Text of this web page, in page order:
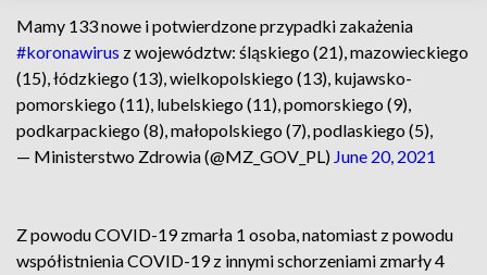
Mamy 133 nowe i potwierdzone przypadki zakażenia
#koronawirus z województw: śląskiego (21), mazowieckiego
(15), łódzkiego (13), wielkopolskiego (13), kujawsko-
pomorskiego (11), lubelskiego (11), pomorskiego (9),
podkarpackiego (8), małopolskiego (7), podlaskiego (5),
— Ministerstwo Zdrowia (@MZ_GOV_PL) June 20, 2021
Z powodu COVID-19 zmarła 1 osoba, natomiast z powodu
współistnienia COVID-19 z innymi schorzeniami zmarły 4